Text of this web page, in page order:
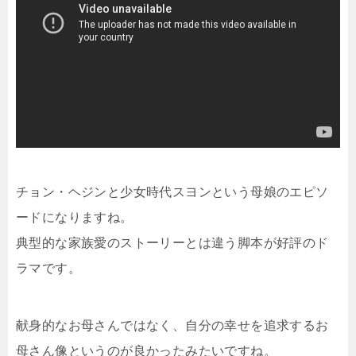
チョン・ヘジンと少女時代スヨンという母娘のエピソ
ードになりますね。
典型的な家族愛のストーリーとは違う脚本が好評のド
ラマです。
献身的なお母さんではなく、自分の幸せを追求するお
母さん像というのが良かったみたいですね。